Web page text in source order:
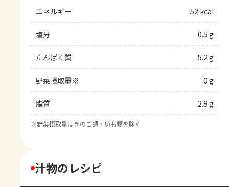
エネルギー 52 kcal
塩分 0.5 g
たんぱく質 5.2 g
野菜摂取量※ 0 g
脂質 2.8 g
※野菜摂取量はきのこ類・いも類を除く
汁物のレシピ